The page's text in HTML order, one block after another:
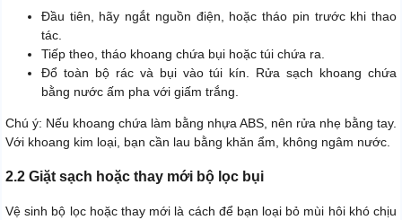
Đầu tiên, hãy ngắt nguồn điện, hoặc tháo pin trước khi thao
tác.
Tiếp theo, tháo khoang chứa bụi hoặc túi chứa ra.
Đổ toàn bộ rác và bụi vào túi kín. Rửa sạch khoang chứa
bằng nước ấm pha với giấm trắng.
Chú ý: Nếu khoang chứa làm bằng nhựa ABS, nên rửa nhẹ bằng tay.
Với khoang kim loại, bạn cần lau bằng khăn ẩm, không ngâm nước.
2.2 Giặt sạch hoặc thay mới bộ lọc bụi
Vệ sinh bộ lọc hoặc thay mới là cách để bạn loại bỏ mùi hôi khó chịu